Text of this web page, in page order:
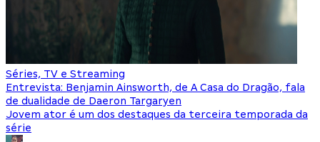
Séries, TV e Streaming
Entrevista: Benjamin Ainsworth, de A Casa do Dragão, fala
de dualidade de Daeron Targaryen
Jovem ator é um dos destaques da terceira temporada da
série